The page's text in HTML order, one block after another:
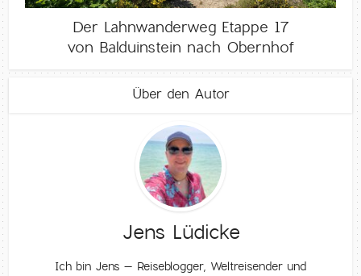
Der Lahnwanderweg Etappe 17
von Balduinstein nach Obernhof
Über den Autor
Jens Lüdicke
Ich bin Jens – Reiseblogger, Weltreisender und